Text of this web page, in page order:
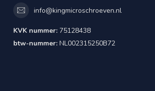
info@kingmicroschroeven.nl
KVK nummer: 75128438
btw-nummer: NL002315250B72